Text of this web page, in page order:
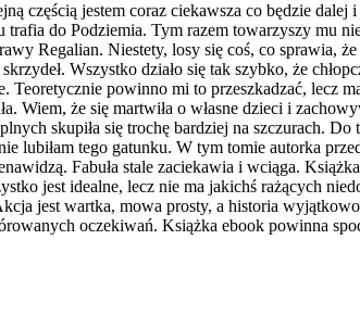
częścią jestem coraz ciekawsza co będzie
do Podziemia. Tym razem towarzyszy mu
Regalian. Niestety, losy się coś, co sprawia,
Wszystko działo się tak szybko, że
powinno mi to przeszkadzać, lecz
Wiem, że się martwiła o własne dzieci i
skupiła się trochę bardziej na szczurach.
tego gatunku. W tym tomie autorka
Fabuła stale zaciekawia i wciąga.
jest idealne, lecz nie ma jakichś rażących
jest wartka, mowa prosty, a historia
oczekiwań. Książka ebook powinna